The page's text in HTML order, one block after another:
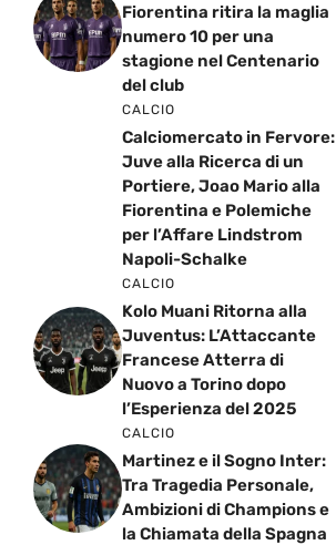
Fiorentina ritira la maglia
numero 10 per una
stagione nel Centenario
del club
CALCIO
Calciomercato in Fervore:
Juve alla Ricerca di un
Portiere, Joao Mario alla
Fiorentina e Polemiche
per l’Affare Lindstrom
Napoli-Schalke
CALCIO
Kolo Muani Ritorna alla
Juventus: L’Attaccante
Francese Atterra di
Nuovo a Torino dopo
l’Esperienza del 2025
CALCIO
Martinez e il Sogno Inter:
Tra Tragedia Personale,
Ambizioni di Champions e
la Chiamata della Spagna